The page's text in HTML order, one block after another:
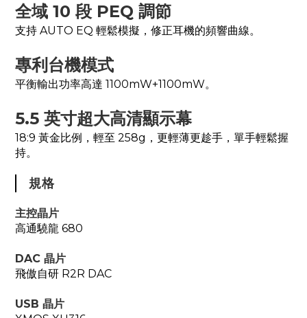
全域 10 段 PEQ 調節
支持 AUTO EQ 輕鬆模擬，修正耳機的頻響曲線。
專利台機模式
平衡輸出功率高達 1100mW+1100mW。
5.5 英寸超大高清顯示幕
18:9 黃金比例，輕至 258g，更輕薄更趁手，單手輕鬆握
持。
規格
主控晶片
高通驍龍 680
DAC 晶片
飛傲自研 R2R DAC
USB 晶片